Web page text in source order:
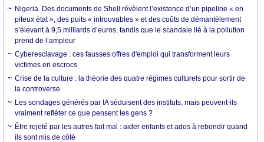
Nigeria. Des documents de Shell révèlent l’existence d’un pipeline « en
piteux état », des puits « introuvables » et des coûts de démantèlement
s’élevant à 9,5 milliards d’euros, tandis que le scandale lié à la pollution
prend de l’ampleur
Cyberesclavage : ces fausses offres d'emploi qui transforment leurs
victimes en escrocs
Crise de la culture : la théorie des quatre régimes culturels pour sortir de
la controverse
Les sondages générés par IA séduisent des instituts, mais peuvent-ils
vraiment refléter ce que pensent les gens ?
Être rejeté par les autres fait mal : aider enfants et ados à rebondir quand
ils sont mis de côté